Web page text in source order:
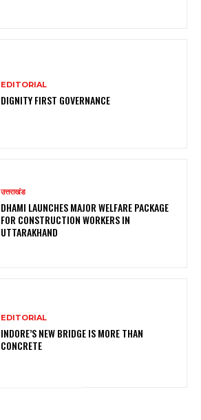
EDITORIAL
DIGNITY FIRST GOVERNANCE
उत्तराखंड
DHAMI LAUNCHES MAJOR WELFARE PACKAGE
FOR CONSTRUCTION WORKERS IN
UTTARAKHAND
EDITORIAL
INDORE’S NEW BRIDGE IS MORE THAN
CONCRETE